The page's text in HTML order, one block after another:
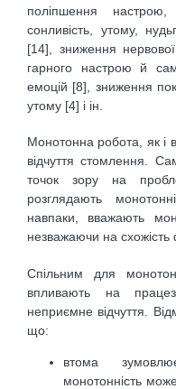
поліпшення
сонливість, утому,
[14], зниження
гарного настрою й
емоцій [8], зниження
утому [4] і ін.
Монотонна робота, як і
відчуття стомлення.
точок зору на
розглядають
навпаки, вважають
незважаючи на схожість
Спільним для
впливають на
неприємне відчуття.
що:
втома
монотонність